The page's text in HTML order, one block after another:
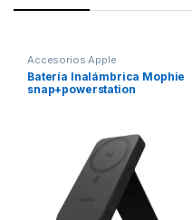
Accesorios Apple
Batería Inalámbrica Mophie
snap+powerstation